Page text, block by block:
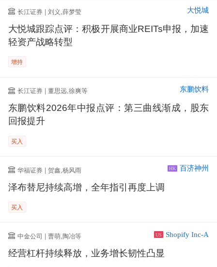
长江证券 | 刘义,薛梦莹 大悦城
大悦城跟踪点评：积极开展商业REITs申报，加速
轻资产战略转型
增持
长江证券 | 董思远,徐爽等 东鹏饮料
东鹏饮料2026年中报点评：第三曲线渐成，股东
回报提升
买入
华福证券 | 贺鑫,杨风雨 HK 百济神州
泽布替尼持续高增，全年指引再度上调
买入
中金公司 | 曹萌,陶冶等 US Shopify Inc-A
经营杠杆持续释放，业务增长韧性凸显